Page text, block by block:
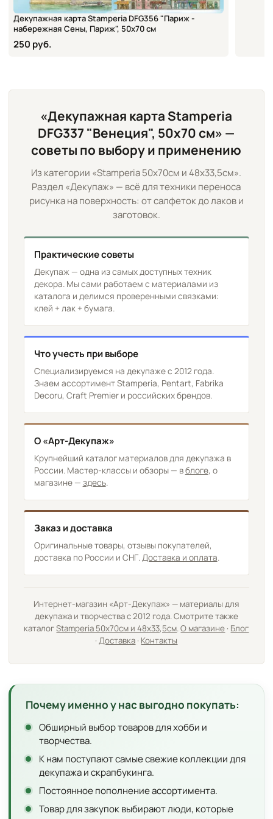
Декупажная карта Stamperia DFG356 "Париж -
набережная Сены, Париж", 50х70 см
250 руб.
«Декупажная карта Stamperia
DFG337 "Венеция", 50х70 см» —
советы по выбору и применению
Из категории «Stamperia 50х70см и 48х33,5см».
Раздел «Декупаж» — всё для техники переноса
рисунка на поверхность: от салфеток до лаков и
заготовок.
Практические советы
Декупаж — одна из самых доступных техник
декора. Мы сами работаем с материалами из
каталога и делимся проверенными связками:
клей + лак + бумага.
Что учесть при выборе
Специализируемся на декупаже с 2012 года.
Знаем ассортимент Stamperia, Pentart, Fabrika
Decoru, Craft Premier и российских брендов.
О «Арт-Декупаж»
Крупнейший каталог материалов для декупажа в
России. Мастер-классы и обзоры — вблоге, о
магазине — здесь.
Заказ и доставка
Оригинальные товары, отзывы покупателей,
доставка по России и СНГ.Доставка и оплата.
Интернет-магазин «Арт-Декупаж» — материалы для
декупажа и творчества с 2012 года. Смотрите также
каталогStamperia 50х70см и 48х33,5см.О магазине · Блог
·Доставка · Контакты
Почему именно у нас выгодно покупать:
Обширный выбор товаров для хобби и
творчества.
К нам поступают самые свежие коллекции для
декупажа и скрапбукинга.
Постоянное пополнение ассортимента.
Товар для закупок выбирают люди, которые